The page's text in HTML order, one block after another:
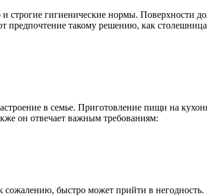
гигиенические нормы. Поверхности
такому решению, как
в семье. Приготовление пищи на
он отвечает важным требованиям:
сожалению, быстро может прийти в